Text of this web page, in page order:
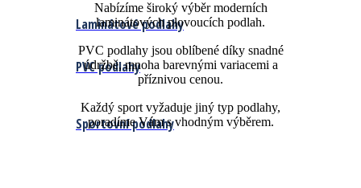
Laminátové podlahy
Nabízíme široký výběr moderních
laminátových plovoucích podlah.
PVC podlahy
PVC podlahy jsou oblíbené díky snadné
údržbě, mnoha barevnými variacemi a
příznivou cenou.
Sportovní podlahy
Každý sport vyžaduje jiný typ podlahy,
poradíme Vám s vhodným výběrem.